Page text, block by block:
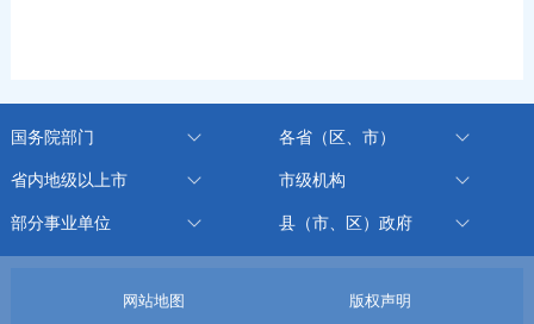
国务院部门 各省（区、市）
省内地级以上市 市级机构
部分事业单位 县（市、区）政府
网站地图
版权声明